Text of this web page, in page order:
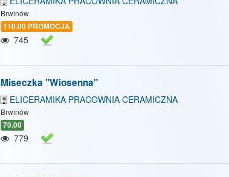
Brwinów
110.00 PROMOCJA
745
Miseczka "Wiosenna"
ELICERAMIKA PRACOWNIA CERAMICZNA
Brwinów
70.00
779